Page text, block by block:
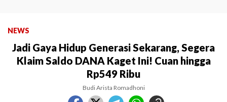
NEWS
Jadi Gaya Hidup Generasi Sekarang, Segera
Klaim Saldo DANA Kaget Ini! Cuan hingga
Rp549 Ribu
Budi Arista Romadhoni